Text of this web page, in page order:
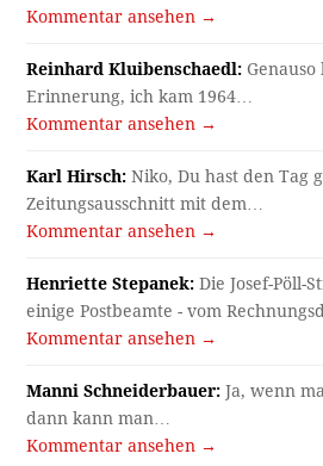
Kommentar ansehen →
Reinhard Kluibenschaedl: Genauso
Erinnerung, ich kam 1964…
Kommentar ansehen →
Karl Hirsch: Niko, Du hast den Tag
Zeitungsausschnitt mit dem…
Kommentar ansehen →
Henriette Stepanek: Die Josef-Pöll-
einige Postbeamte - vom
Kommentar ansehen →
Manni Schneiderbauer: Ja, wenn
dann kann man…
Kommentar ansehen →